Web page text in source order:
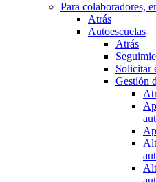
Para colaboradores,
Atrás
Autoescuelas
Atrás
Solicitar
Gestión